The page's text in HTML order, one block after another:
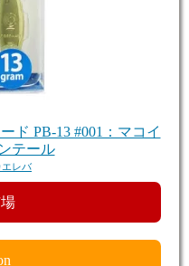
ド PB-13 #001：マコイ
テール
エレバ